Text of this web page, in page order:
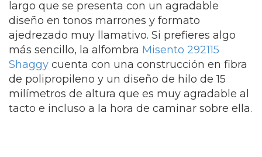
largo que se presenta con un agradable
diseño en tonos marrones y formato
ajedrezado muy llamativo. Si prefieres algo
más sencillo, la alfombra Misento 292115
Shaggy cuenta con una construcción en fibra
de polipropileno y un diseño de hilo de 15
milímetros de altura que es muy agradable al
tacto e incluso a la hora de caminar sobre ella.